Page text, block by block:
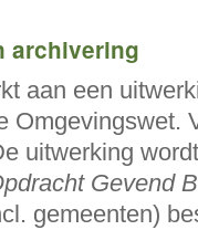
archivering
aan een
Omgevingswet.
uitwerking wordt
Gevend
gemeenten)